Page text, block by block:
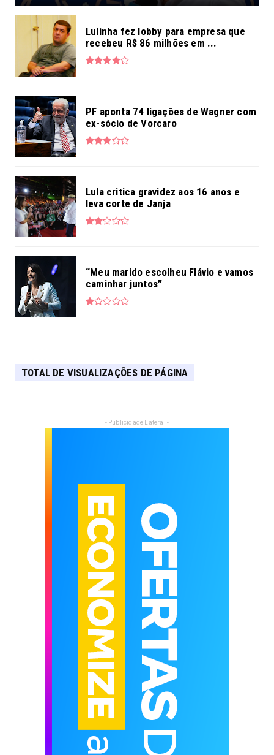
Lulinha fez lobby para empresa que
recebeu R$ 86 milhões em ...
PF aponta 74 ligações de Wagner com
ex-sócio de Vorcaro
Lula critica gravidez aos 16 anos e
leva corte de Janja
“Meu marido escolheu Flávio e vamos
caminhar juntos”
TOTAL DE VISUALIZAÇÕES DE PÁGINA
- Publicidade Lateral -